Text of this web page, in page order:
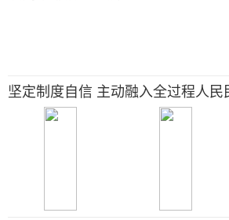
坚定制度自信 主动融入全过程人民